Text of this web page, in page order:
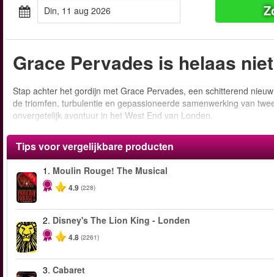
din, 11 aug 2026
Grace Pervades is helaas
Stap achter het gordijn met Grace Pervades, een schitterend
de triomfen, turbulentie en gepassioneerde samenwerking van
onvergetelijk avontuur in het West End van Londen.
Tips voor vergelijkbare producten
-50%
1. Moulin Rouge! The Musical
4.9 (228)
2. Disney's The Lion King - Londen
4.8 (2261)
3. Cabaret